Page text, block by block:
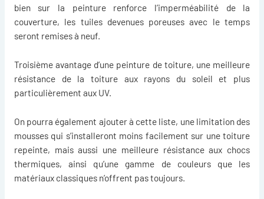
bien sur la peinture renforce l’imperméabilité de la
couverture, les tuiles devenues poreuses avec le temps
seront remises à neuf.
Troisième avantage d’une peinture de toiture, une meilleure
résistance de la toiture aux rayons du soleil et plus
particulièrement aux UV.
On pourra également ajouter à cette liste, une limitation des
mousses qui s’installeront moins facilement sur une toiture
repeinte, mais aussi une meilleure résistance aux chocs
thermiques, ainsi qu’une gamme de couleurs que les
matériaux classiques n’offrent pas toujours.